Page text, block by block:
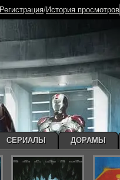
СЕРИАЛЫ ДОРАМЫ
Регистрация/История просмотров